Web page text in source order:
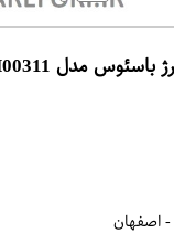
-اصفهان